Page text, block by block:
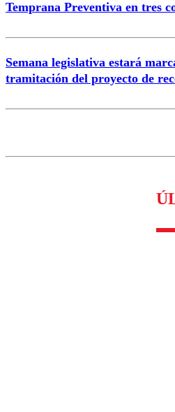
Temprana Preventiva en tres
Semana legislativa estará
tramitación del proyecto de